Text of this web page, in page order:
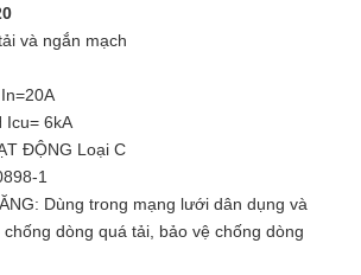
và ngắn mạch
Icu= 6kA
ĐỘNG Loại C
1
Dùng trong mạng lưới dân dụng và
dòng quá tải, bảo vệ chống dòng